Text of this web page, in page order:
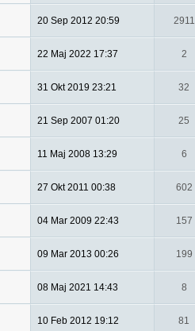
20 Sep 2012 20:59 2911
22 Maj 2022 17:37 2
31 Okt 2019 23:21 32
21 Sep 2007 01:20 25
11 Maj 2008 13:29 6
27 Okt 2011 00:38 602
04 Mar 2009 22:43 157
09 Mar 2013 00:26 199
08 Maj 2021 14:43 8
10 Feb 2012 19:12 81